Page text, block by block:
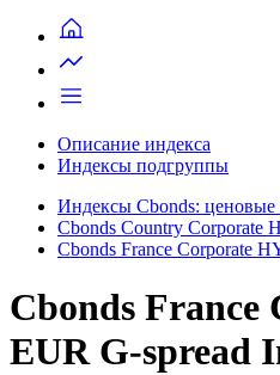
Описание индекса
Индексы подгруппы
Индексы Cbonds: ценовые
Cbonds Country Corporate
Cbonds France Corporate
Cbonds France
EUR G-spread